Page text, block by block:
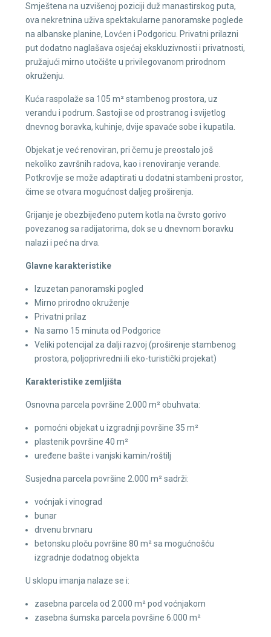
Smještena na uzvišenoj poziciji duž manastirskog puta,
ova nekretnina uživa spektakularne panoramske poglede
na albanske planine, Lovćen i Podgoricu. Privatni prilazni
put dodatno naglašava osjećaj ekskluzivnosti i privatnosti,
pružajući mirno utočište u privilegovanom prirodnom
okruženju.
Kuća raspolaže sa 105 m² stambenog prostora, uz
verandu i podrum. Sastoji se od prostranog i svijetlog
dnevnog boravka, kuhinje, dvije spavaće sobe i kupatila.
Objekat je već renoviran, pri čemu je preostalo još
nekoliko završnih radova, kao i renoviranje verande.
Potkrovlje se može adaptirati u dodatni stambeni prostor,
čime se otvara mogućnost daljeg proširenja.
Grijanje je obezbijeđeno putem kotla na čvrsto gorivo
povezanog sa radijatorima, dok se u dnevnom boravku
nalazi i peć na drva.
Glavne karakteristike
Izuzetan panoramski pogled
Mirno prirodno okruženje
Privatni prilaz
Na samo 15 minuta od Podgorice
Veliki potencijal za dalji razvoj (proširenje stambenog
prostora, poljoprivredni ili eko-turistički projekat)
Karakteristike zemljišta
Osnovna parcela površine 2.000 m² obuhvata:
pomoćni objekat u izgradnji površine 35 m²
plastenik površine 40 m²
uređene bašte i vanjski kamin/roštilj
Susjedna parcela površine 2.000 m² sadrži:
voćnjak i vinograd
bunar
drvenu brvnaru
betonsku ploču površine 80 m² sa mogućnošću
izgradnje dodatnog objekta
U sklopu imanja nalaze se i:
zasebna parcela od 2.000 m² pod voćnjakom
zasebna šumska parcela površine 6.000 m²